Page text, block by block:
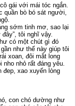
gái với mái tóc ngắn.
quần bò bó sát người,
sớm tinh mơ, sao lại
tôi nghĩ vậy.
có một chút gì đó
như thế này giúp tôi
xoan, đôi mắt long
nho nhỏ rất đáng yêu.
đep, xao xuyến lòng
con chó dường như